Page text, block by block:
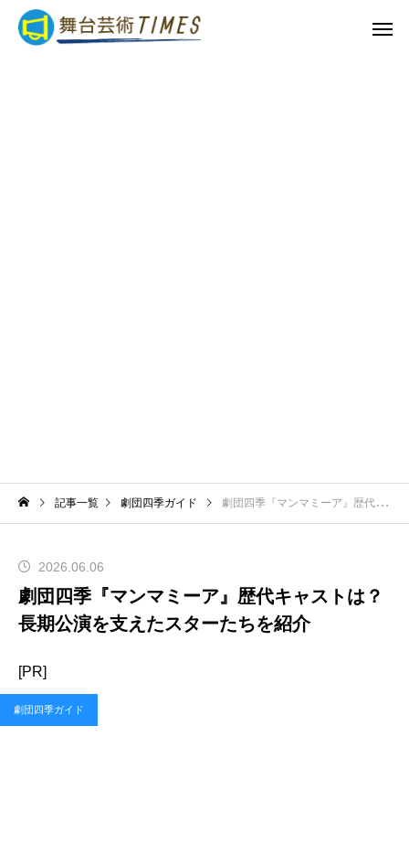
記事一覧 劇団四季ガイド 劇団四季『マンマミーア』歴代キャストは？長期公演を支えたスターたちを紹介
2026.06.06
劇団四季『マンマミーア』歴代キャストは？
長期公演を支えたスターたちを紹介
[PR]
劇団四季ガイド